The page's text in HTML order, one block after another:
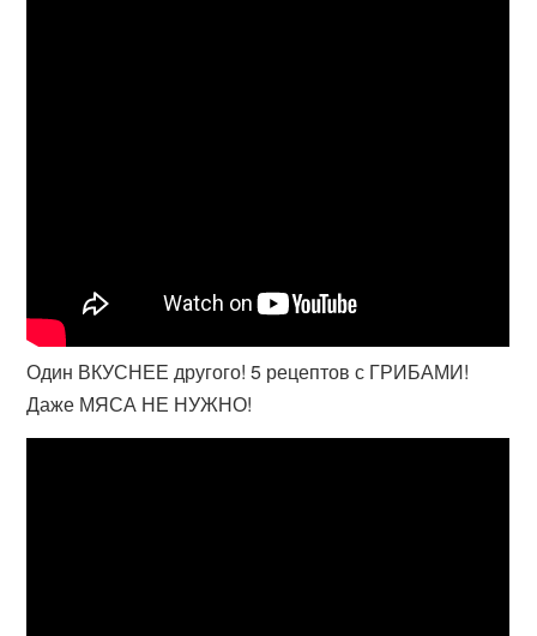
Один ВКУСНЕЕ другого! 5 рецептов с ГРИБАМИ!
Даже МЯСА НЕ НУЖНО!